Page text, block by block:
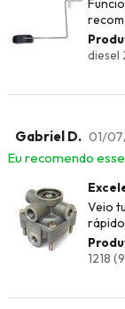
diesel
Gabriel D. 01/
Eu recomendo
Veio
1218